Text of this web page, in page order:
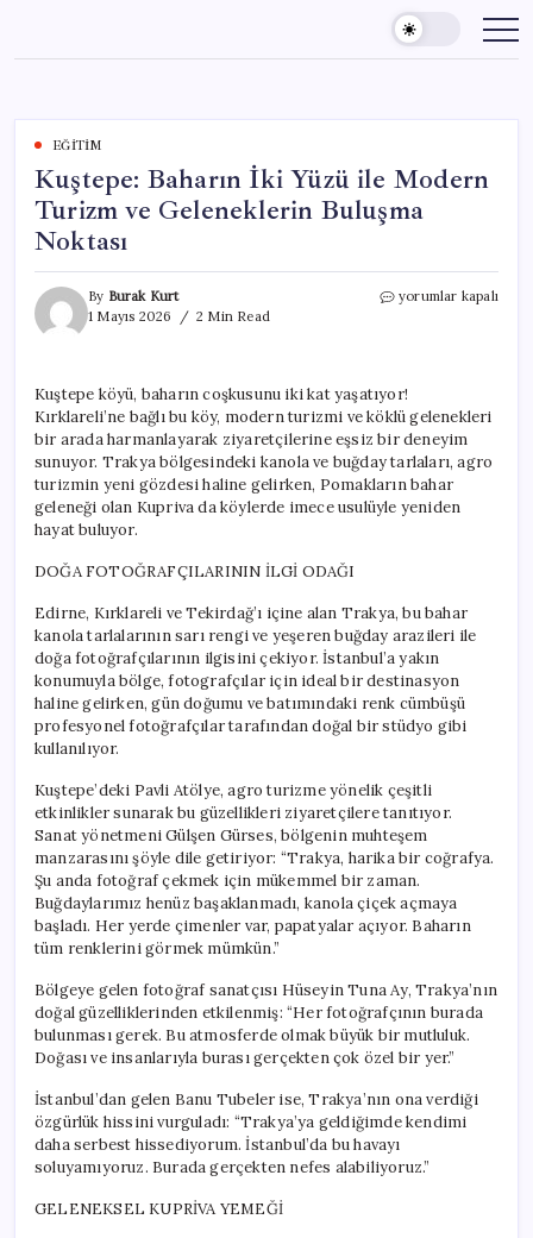
content
EĞITIM
Kuştepe: Baharın İki Yüzü ile Modern
Turizm ve Geleneklerin Buluşma
Noktası
By Burak Kurt
1 Mayıs 2026
2 Min Read
Kuştepe:
Modern
Turizm
ve
Geleneklerin
Buluşma
Noktası
için
yorumlar kapalı
Kuştepe köyü, baharın coşkusunu iki kat yaşatıyor!
Kırklareli’ne bağlı bu köy, modern turizmi ve köklü gelenekleri
bir arada harmanlayarak ziyaretçilerine eşsiz bir deneyim
sunuyor. Trakya bölgesindeki kanola ve buğday tarlaları, agro
turizmin yeni gözdesi haline gelirken, Pomakların bahar
geleneği olan Kupriva da köylerde imece usulüyle yeniden
hayat buluyor.
DOĞA FOTOĞRAFÇILARININ İLGİ ODAĞI
Edirne, Kırklareli ve Tekirdağ’ı içine alan Trakya, bu bahar
kanola tarlalarının sarı rengi ve yeşeren buğday arazileri ile
doğa fotoğrafçılarının ilgisini çekiyor. İstanbul’a yakın
konumuyla bölge, fotografçılar için ideal bir destinasyon
haline gelirken, gün doğumu ve batımındaki renk cümbüşü
profesyonel fotoğrafçılar tarafından doğal bir stüdyo gibi
kullanılıyor.
Kuştepe’deki Pavli Atölye, agro turizme yönelik çeşitli
etkinlikler sunarak bu güzellikleri ziyaretçilere tanıtıyor.
Sanat yönetmeni Gülşen Gürses, bölgenin muhteşem
manzarasını şöyle dile getiriyor: “Trakya, harika bir coğrafya.
Şu anda fotoğraf çekmek için mükemmel bir zaman.
Buğdaylarımız henüz başaklanmadı, kanola çiçek açmaya
başladı. Her yerde çimenler var, papatyalar açıyor. Baharın
tüm renklerini görmek mümkün.”
Bölgeye gelen fotoğraf sanatçısı Hüseyin Tuna Ay, Trakya’nın
doğal güzelliklerinden etkilenmiş: “Her fotoğrafçının burada
bulunması gerek. Bu atmosferde olmak büyük bir mutluluk.
Doğası ve insanlarıyla burası gerçekten çok özel bir yer.”
İstanbul’dan gelen Banu Tubeler ise, Trakya’nın ona verdiği
özgürlük hissini vurguladı: “Trakya’ya geldiğimde kendimi
daha serbest hissediyorum. İstanbul’da bu havayı
soluyamıyoruz. Burada gerçekten nefes alabiliyoruz.”
GELENEKSEL KUPRİVA YEMEĞİ